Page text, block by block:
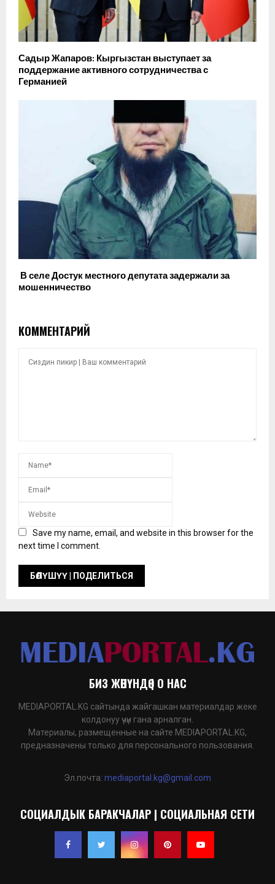
Садыр Жапаров: Кыргызстан выступает за
поддержание активного сотрудничества с
Германией
В селе Достук местного депутата задержали за
мошенничество
КОММЕНТАРИЙ
Save my name, email, and website in this browser for the
next time I comment.
БИЗ ЖӨНҮНДӨ | О НАС
MEDIAPORTAL.KG сайтында жайгашкан материалдар жеке
колдонуу үчүн гана арналган.
Материалы, размещенные на сайте MEDIAPORTAL.KG,
предназначены только для персонального пользования.
Эл.почта: mediaportal.kg@gmail.com
СОЦИАЛДЫК БАРАКЧАЛАР | СОЦИАЛЬНАЯ СЕТИ